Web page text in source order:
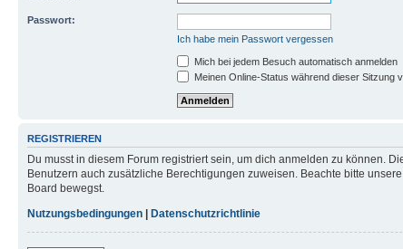
Passwort:
Ich habe mein Passwort vergessen
Mich bei jedem Besuch automatisch anmelden
Meinen Online-Status während dieser Sitzung
REGISTRIEREN
Du musst in diesem Forum registriert sein, um dich anmelden zu können.
Benutzern auch zusätzliche Berechtigungen zuweisen. Beachte bitte
Board bewegst.
Nutzungsbedingungen
Datenschutzrichtlinie